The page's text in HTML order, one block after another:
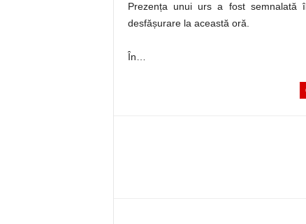
Prezența unui urs a fost semnalată
desfășurare la această oră.
În…